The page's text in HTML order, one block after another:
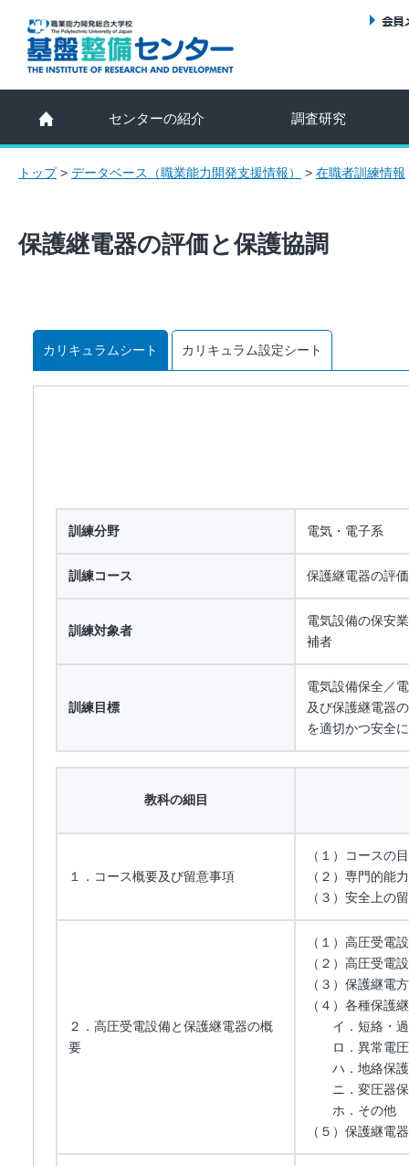
センターの紹介 調査研究
トップ> データベース（職業能力開発支援情報） > 在職者訓練情報
保護継電器の評価と保護協調
カリキュラムシート カリキュラム設定シート
訓練分野 電気・電子系
訓練コース 保護継電器の評
訓練対象者
電気設備の保安
補者
訓練目標
電気設備保全／
及び保護継電器
を適切かつ安全
教科の細目
１．コース概要及び留意事項
（１）コースの
（２）専門的能
（３）安全上の
２．高圧受電設備と保護継電器の概
要
（１）高圧受電
（２）高圧受電
（３）保護継電
（４）各種保護
イ．短絡・過
ロ．異常電圧
ハ．地絡保護
ニ．変圧器保
ホ．その他
（５）保護継電